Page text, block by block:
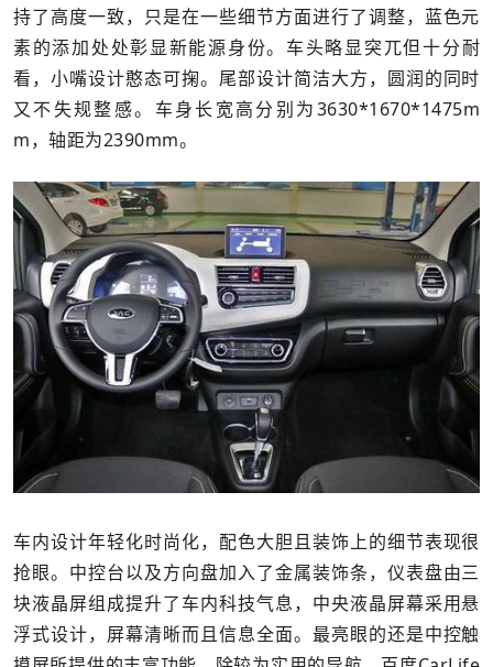
持了高度一致，只是在一些细节方面进行了调整，蓝色元
素的添加处处彰显新能源身份。车头略显突兀但十分耐
看，小嘴设计憨态可掬。尾部设计简洁大方，圆润的同时
又不失规整感。车身长宽高分别为3630*1670*1475m
m，轴距为2390mm。
车内设计年轻化时尚化，配色大胆且装饰上的细节表现很
抢眼。中控台以及方向盘加入了金属装饰条，仪表盘由三
块液晶屏组成提升了车内科技气息，中央液晶屏幕采用悬
浮式设计，屏幕清晰而且信息全面。最亮眼的还是中控触